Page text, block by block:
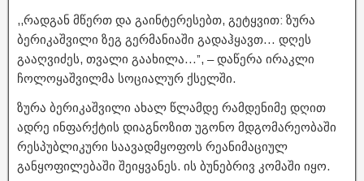
,,რადგან მწერთ და გაინტერესებთ, გეტყვით: ზურა
ბერიკაშვილი ზეგ გერმანიაში გადაჰყავთ… დღეს
გააღვიძეს, თვალი გაახილა…”, – დაწერა ირაკლი
ჩოლოყაშვილმა სოციალურ ქსელში.
ზურა ბერიკაშვილი ახალ წლამდე რამდენიმე დღით
ადრე ინფარქტის დიაგნოზით უგონო მდგომარეობაში
რესპუბლიკური საავადმყოფოს რეანიმაციულ
განყოფილებაში შეიყვანეს. ის ბუნებრივ კომაში იყო.